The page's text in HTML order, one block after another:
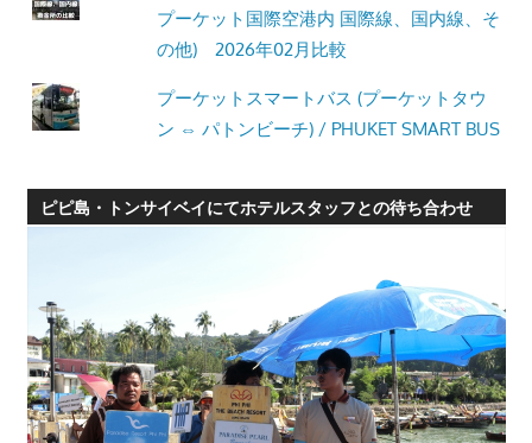
プーケット国際空港内 国際線、国内線、そ
の他) 2026年02月比較
プーケットスマートバス (プーケットタウ
ン ⇔ パトンビーチ) / PHUKET SMART BUS
ピピ島・トンサイベイにてホテルスタッフとの待ち合わせ